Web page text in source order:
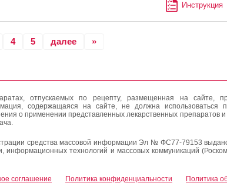
Инструкция
4 5 далее »
отпускаемых по рецепту, размещенная на сайте,
содержащаяся на сайте, не должна использоваться
о применении представленных лекарственных препаратов
средства массовой информации Эл № ФС77-79153
информационных технологий и массовых коммуникаций
соглашение Политика конфиденциальности Политика